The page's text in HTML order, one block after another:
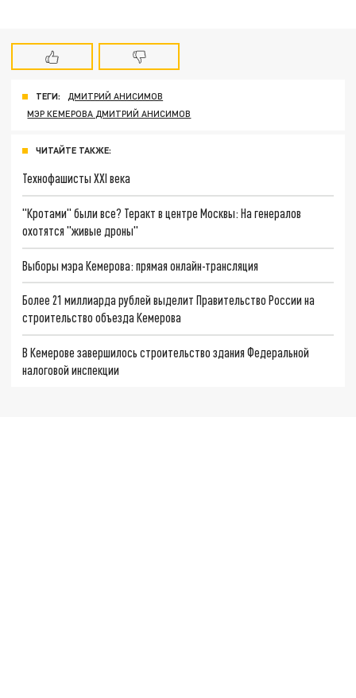
ТЕГИ:
ДМИТРИЙ АНИСИМОВ
МЭР КЕМЕРОВА ДМИТРИЙ АНИСИМОВ
ЧИТАЙТЕ ТАКЖЕ:
Технофашисты XXI века
"Кротами" были все? Теракт в центре Москвы: На генералов
охотятся "живые дроны"
Выборы мэра Кемерова: прямая онлайн-трансляция
Более 21 миллиарда рублей выделит Правительство России на
строительство объезда Кемерова
В Кемерове завершилось строительство здания Федеральной
налоговой инспекции